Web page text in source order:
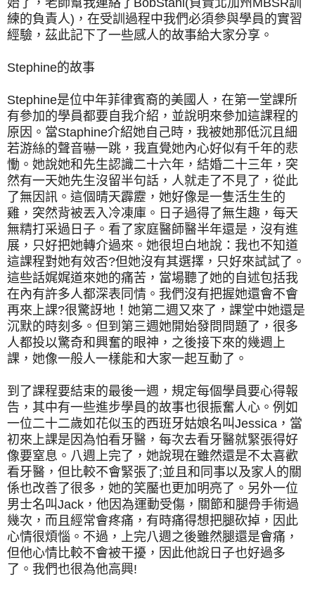
練的負責人)，在受訓過程中我們必須參與學員的實習
經驗，茲此記下了一些感人的故事給大家分享。
Stephine的故事
Stephine是位中年菲律賓裔的美國人，在第一堂課所
有參加的學員都要自我介紹，並說明來參加這課程的
原因。當Staphine介紹她自己時，我被她那低沉且細
若游絲的聲音嚇一跳，我直覺她內心好似有千年的悲
慟。她說她和先生認識二十六年，結婚二十三年，突
然有一天她先生沒留半句話，人就走了不見了，從此
了無因訊。這個晴天霹靂，她好像是一隻活生生的
雞，突然背被丟入冷凍庫。日子過得了無生趣，每天
無精打采過日子。看了家庭醫師醫半年還是，沒有進
展，只好把她轉介過來。她很坦白地說：我也不知道
這課程對她有效否?但她沒有其選擇，只好來試試了。
這些話娓娓道來她的痛苦，當場聽了她的自述包括我
在內有許多人都深表同情。我們沒有把握她還會不會
再來上課?很驚訝地！她第二週又來了，課堂中她還是
沉默的時刻多。但到第三週她開始發問問題了，很多
人都投以驚奇和興奮的眼神，之後接下來的幾週上
課，她像一般人一樣能和大家一起互動了。
到了課程要結束的最後一週，規定每個學員要心得報
告，其中有一些進步學員的故事也很振奮人心。例如
一位二十二歲如花似玉的西班牙姑娘名叫Jessica，當
初來上課是因為怕看牙醫，每次去看牙醫就緊張得好
像要窒息。八週上完了，她說現在雖然還是不太喜歡
看牙醫，但比較不會緊張了;並且和同事以及家人的關
係也改善了很多，她的笑靨也更加明亮了。另外一位
男士名叫Jack，他因為運動受傷，關節和腿骨手術過
幾次，而且經常會疼痛，有時痛得想把腿砍掉，因此
心情很煩惱。不過，上完八週之後雖然腿還是會痛，
但他心情比較不會被干擾，因此他說日子也好過多
了。我們也很為他高興!